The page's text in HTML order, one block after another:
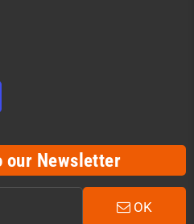
our Newsletter
OK